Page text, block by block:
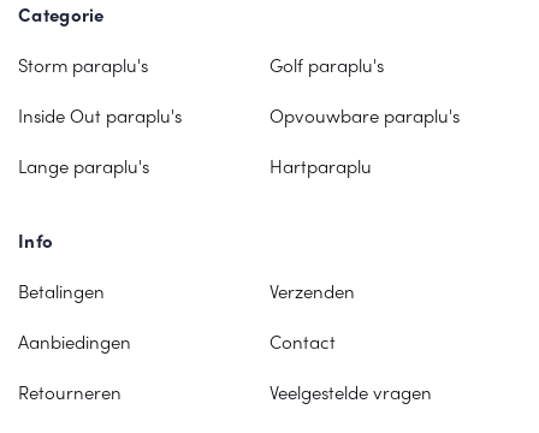
Categorie
Storm paraplu's
Golf paraplu's
Inside Out paraplu's
Opvouwbare paraplu's
Lange paraplu's
Hartparaplu
Info
Betalingen
Verzenden
Aanbiedingen
Contact
Retourneren
Veelgestelde vragen